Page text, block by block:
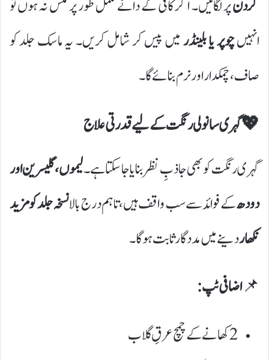
گردنپر لگائیں۔ اگر کافی کے دانے مکمل طور پر مکس نہ ہوں تو
انہیںچوپر یا بلینڈرمیں پیس کر شامل کریں۔ یہ ماسک جلد کو
صاف، چمکدار اور نرم بنائے گا۔
💖 گہری سانولی رنگت کے لیے قدرتی علاج
گہری رنگت کو بھی جاذبِ نظر بنایا جا سکتا ہے۔لیموں، گلیسرین اور
دودھکے فوائد سے سب واقف ہیں، تاہم درج بالانسخہ جلد کو مزید
نکھاردینے میں مددگار ثابت ہوگا۔
📌اضافی ٹپ:
2 کھانے کے چمچ عرقِ گلاب